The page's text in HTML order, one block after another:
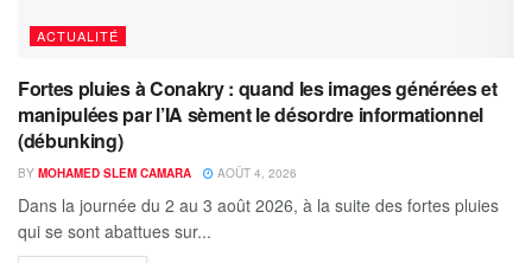
ACTUALITÉ
Fortes pluies à Conakry : quand les images générées et
manipulées par l’IA sèment le désordre informationnel
(débunking)
BY MOHAMED SLEM CAMARA AOÛT 4, 2026
Dans la journée du 2 au 3 août 2026, à la suite des fortes pluies
qui se sont abattues sur...